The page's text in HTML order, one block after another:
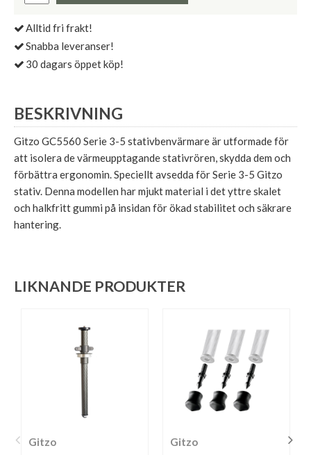
Alltid fri frakt!
Snabba leveranser!
30 dagars öppet köp!
BESKRIVNING
Gitzo GC5560 Serie 3-5 stativbenvärmare är utformade för
att isolera de värmeupptagande stativrören, skydda dem och
förbättra ergonomin. Speciellt avsedda för Serie 3-5 Gitzo
stativ. Denna modellen har mjukt material i det yttre skalet
och halkfritt gummi på insidan för ökad stabilitet och säkrare
hantering.
LIKNANDE PRODUKTER
Gitzo Gitzo